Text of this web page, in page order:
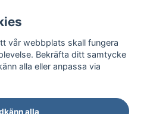
vår webbplats skall fungera
Bekräfta ditt samtycke
alla eller anpassa via
alla